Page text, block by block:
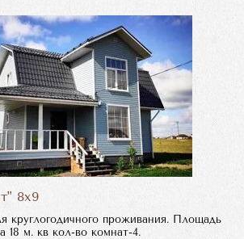
8х9
круглогодичного проживания. Площадь
18 м. кв кол-во комнат-4.